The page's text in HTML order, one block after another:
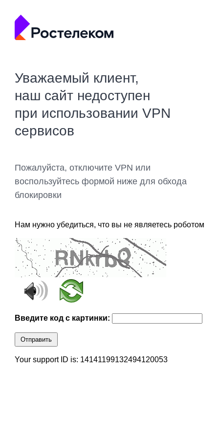
Уважаемый клиент,
наш сайт недоступен
при использовании VPN
сервисов
Пожалуйста, отключите VPN или
воспользуйтесь формой ниже для обхода
блокировки
Нам нужно убедиться, что вы не являетесь роботом
Введите код с картинки:
Отправить
Your support ID is: 14141199132494120053